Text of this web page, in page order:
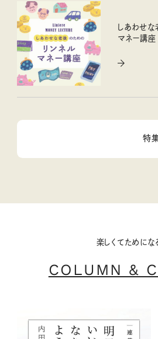
しあわせな
マネー講座
特
楽しくてためにな
COLUMN &